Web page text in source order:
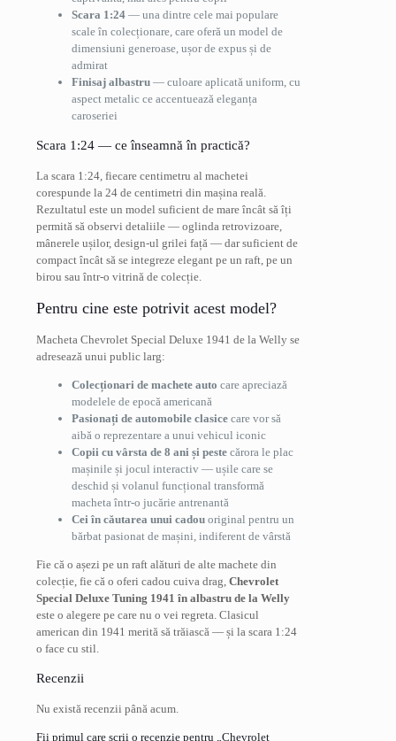
Scara 1:24 — una dintre cele mai populare
scale în colecționare, care oferă un model de
dimensiuni generoase, ușor de expus și de
admirat
Finisaj albastru — culoare aplicată uniform, cu
aspect metalic ce accentuează eleganța
caroseriei
Scara 1:24 — ce înseamnă în practică?
La scara 1:24, fiecare centimetru al machetei
corespunde la 24 de centimetri din mașina reală.
Rezultatul este un model suficient de mare încât să îți
permită să observi detaliile — oglinda retrovizoare,
mânerele ușilor, design-ul grilei față — dar suficient de
compact încât să se integreze elegant pe un raft, pe un
birou sau într-o vitrină de colecție.
Pentru cine este potrivit acest model?
Macheta Chevrolet Special Deluxe 1941 de la Welly se
adresează unui public larg:
Colecționari de machete auto care apreciază
modelele de epocă americană
Pasionați de automobile clasice care vor să
aibă o reprezentare a unui vehicul iconic
Copii cu vârsta de 8 ani și peste cărora le plac
mașinile și jocul interactiv — ușile care se
deschid și volanul funcțional transformă
macheta într-o jucărie antrenantă
Cei în căutarea unui cadou original pentru un
bărbat pasionat de mașini, indiferent de vârstă
Fie că o așezi pe un raft alături de alte machete din
colecție, fie că o oferi cadou cuiva drag, Chevrolet
Special Deluxe Tuning 1941 în albastru de la Welly
este o alegere pe care nu o vei regreta. Clasicul
american din 1941 merită să trăiască — și la scara 1:24
o face cu stil.
Recenzii
Nu există recenzii până acum.
Fii primul care scrii o recenzie pentru „Chevrolet